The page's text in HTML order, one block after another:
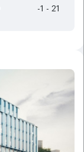
-1 - 21